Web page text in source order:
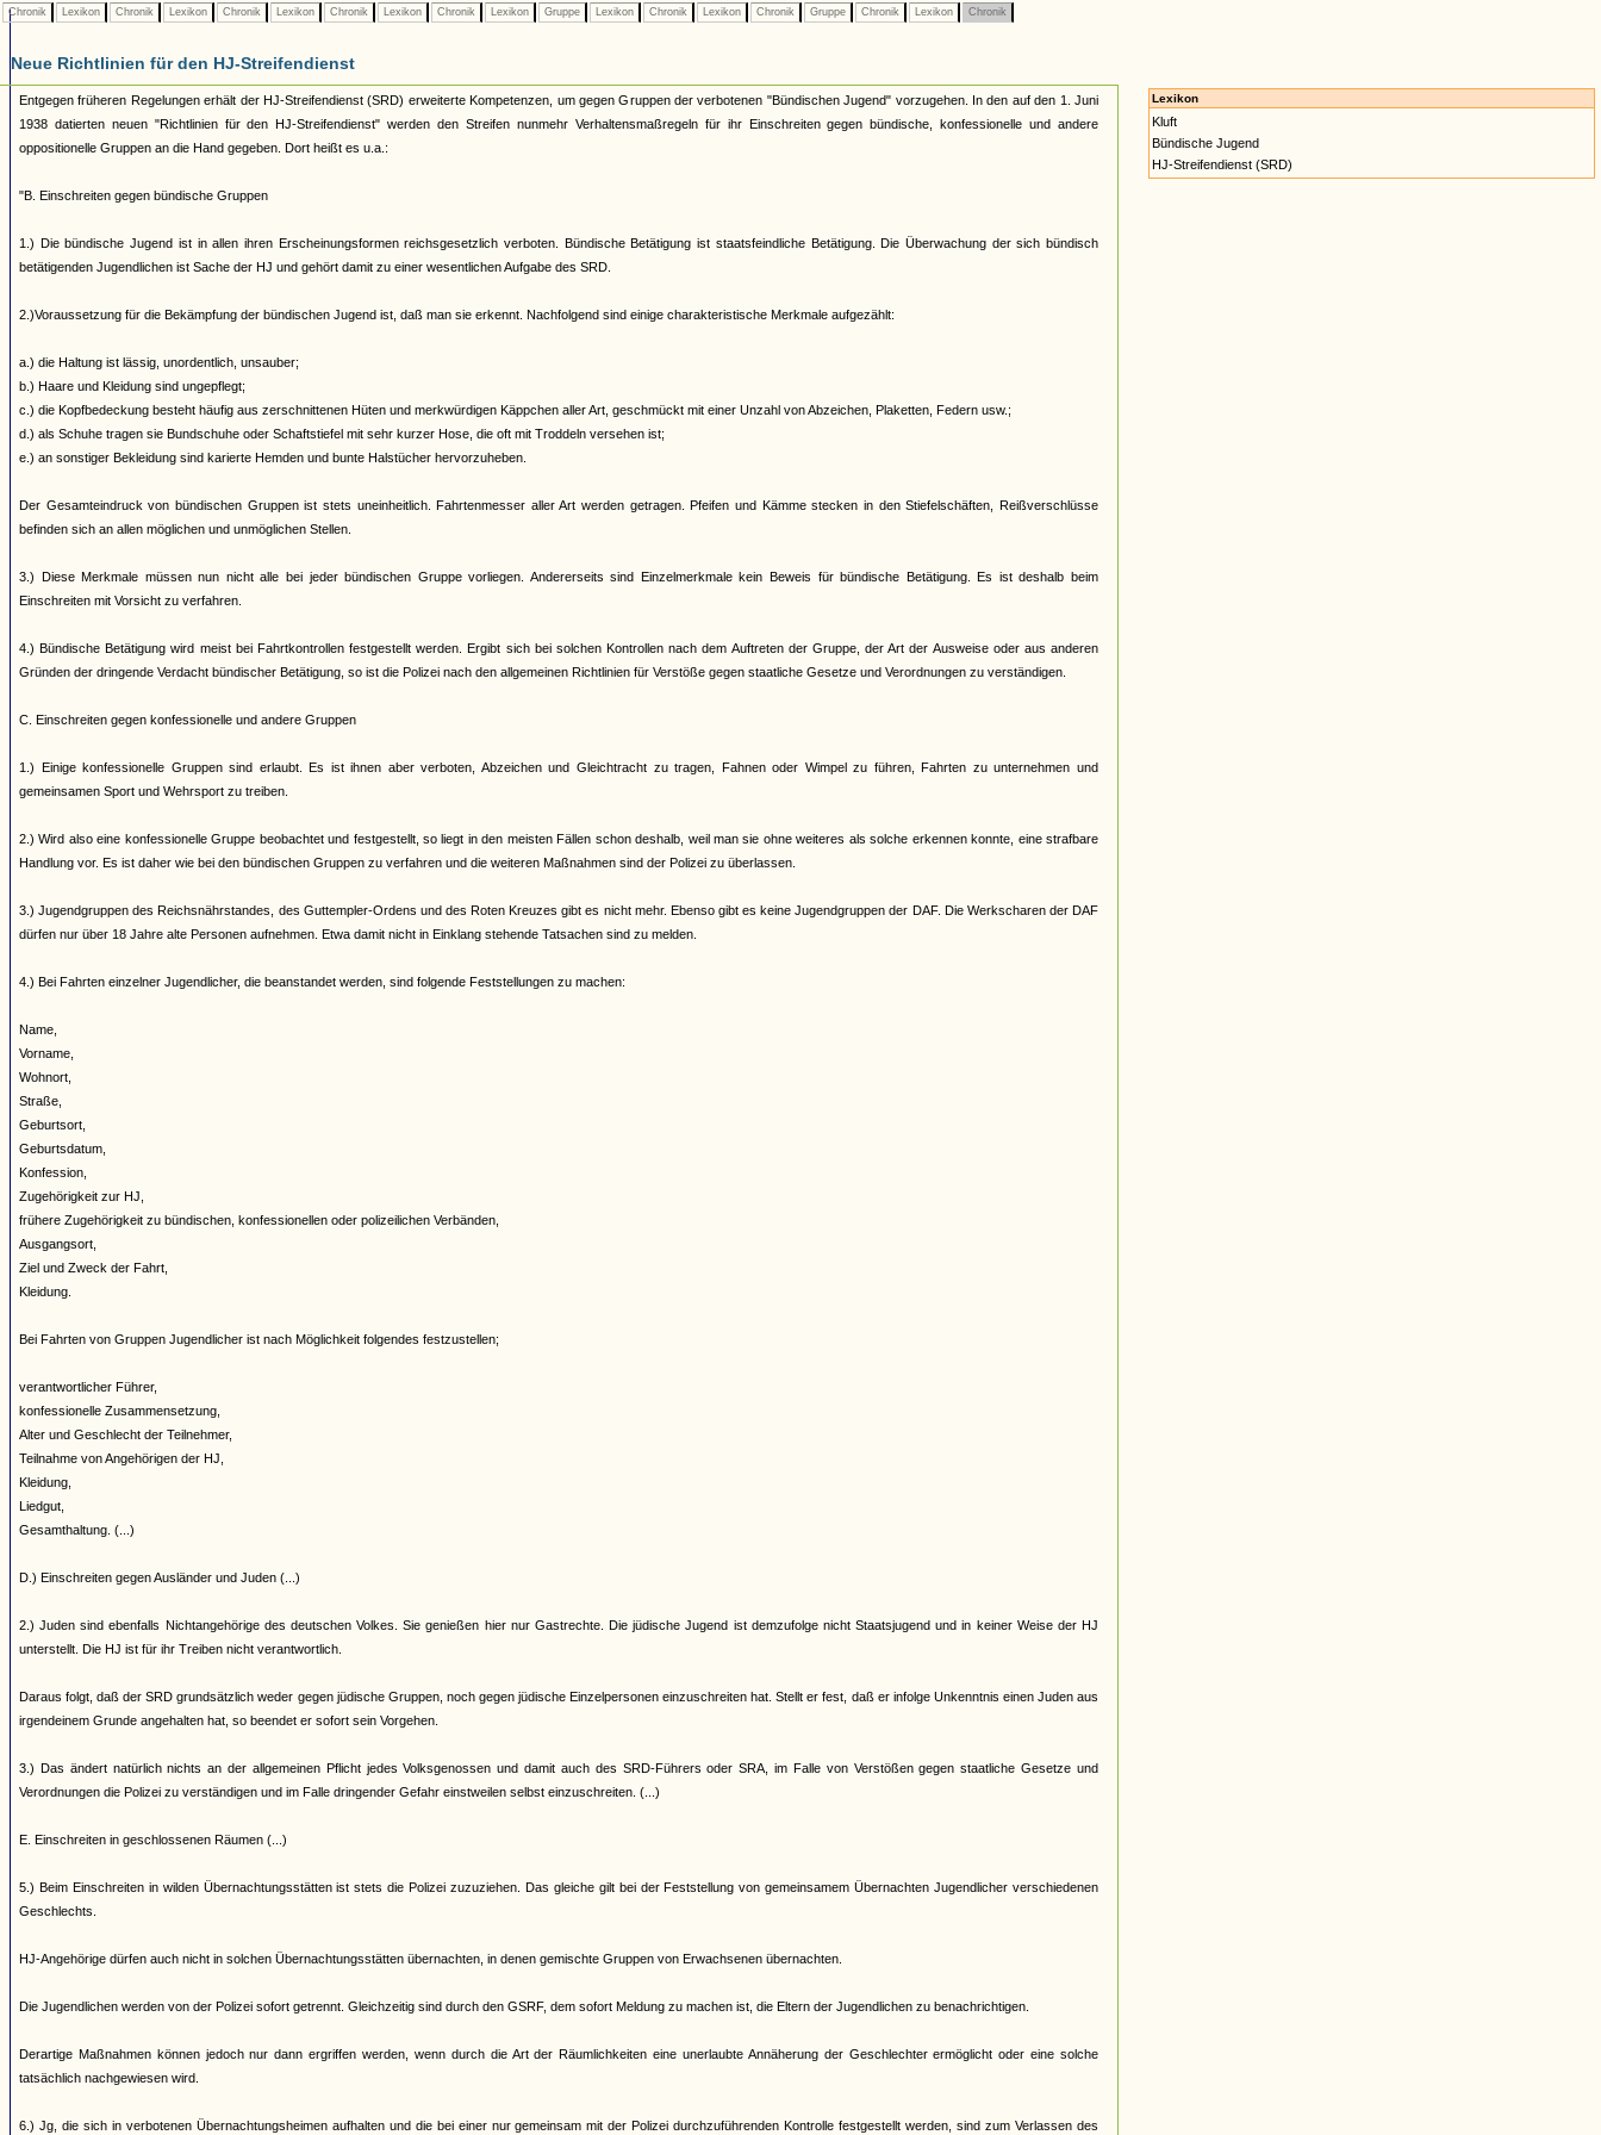
Chronik Lexikon Chronik Lexikon Chronik Lexikon Chronik Lexikon Chronik Lexikon Gruppe Lexikon Chronik Lexikon Chronik Gruppe Chronik Lexikon Chronik
Neue Richtlinien für den HJ-Streifendienst
Entgegen früheren Regelungen erhält der HJ-Streifendienst (SRD) erweiterte Kompetenzen, um gegen Gruppen der verbotenen "Bündischen Jugend" vorzugehen. In den auf den 1. Juni
1938 datierten neuen "Richtlinien für den HJ-Streifendienst" werden den Streifen nunmehr Verhaltensmaßregeln für ihr Einschreiten gegen bündische, konfessionelle und andere
oppositionelle Gruppen an die Hand gegeben. Dort heißt es u.a.:
"B. Einschreiten gegen bündische Gruppen
1.) Die bündische Jugend ist in allen ihren Erscheinungsformen reichsgesetzlich verboten. Bündische Betätigung ist staatsfeindliche Betätigung. Die Überwachung der sich bündisch
betätigenden Jugendlichen ist Sache der HJ und gehört damit zu einer wesentlichen Aufgabe des SRD.
2.)Voraussetzung für die Bekämpfung der bündischen Jugend ist, daß man sie erkennt. Nachfolgend sind einige charakteristische Merkmale aufgezählt:
a.) die Haltung ist lässig, unordentlich, unsauber;
b.) Haare und Kleidung sind ungepflegt;
c.) die Kopfbedeckung besteht häufig aus zerschnittenen Hüten und merkwürdigen Käppchen aller Art, geschmückt mit einer Unzahl von Abzeichen, Plaketten, Federn usw.;
d.) als Schuhe tragen sie Bundschuhe oder Schaftstiefel mit sehr kurzer Hose, die oft mit Troddeln versehen ist;
e.) an sonstiger Bekleidung sind karierte Hemden und bunte Halstücher hervorzuheben.
Der Gesamteindruck von bündischen Gruppen ist stets uneinheitlich. Fahrtenmesser aller Art werden getragen. Pfeifen und Kämme stecken in den Stiefelschäften, Reißverschlüsse
befinden sich an allen möglichen und unmöglichen Stellen.
3.) Diese Merkmale müssen nun nicht alle bei jeder bündischen Gruppe vorliegen. Andererseits sind Einzelmerkmale kein Beweis für bündische Betätigung. Es ist deshalb beim
Einschreiten mit Vorsicht zu verfahren.
4.) Bündische Betätigung wird meist bei Fahrtkontrollen festgestellt werden. Ergibt sich bei solchen Kontrollen nach dem Auftreten der Gruppe, der Art der Ausweise oder aus anderen
Gründen der dringende Verdacht bündischer Betätigung, so ist die Polizei nach den allgemeinen Richtlinien für Verstöße gegen staatliche Gesetze und Verordnungen zu verständigen.
C. Einschreiten gegen konfessionelle und andere Gruppen
1.) Einige konfessionelle Gruppen sind erlaubt. Es ist ihnen aber verboten, Abzeichen und Gleichtracht zu tragen, Fahnen oder Wimpel zu führen, Fahrten zu unternehmen und
gemeinsamen Sport und Wehrsport zu treiben.
2.) Wird also eine konfessionelle Gruppe beobachtet und festgestellt, so liegt in den meisten Fällen schon deshalb, weil man sie ohne weiteres als solche erkennen konnte, eine strafbare
Handlung vor. Es ist daher wie bei den bündischen Gruppen zu verfahren und die weiteren Maßnahmen sind der Polizei zu überlassen.
3.) Jugendgruppen des Reichsnährstandes, des Guttempler-Ordens und des Roten Kreuzes gibt es nicht mehr. Ebenso gibt es keine Jugendgruppen der DAF. Die Werkscharen der DAF
dürfen nur über 18 Jahre alte Personen aufnehmen. Etwa damit nicht in Einklang stehende Tatsachen sind zu melden.
4.) Bei Fahrten einzelner Jugendlicher, die beanstandet werden, sind folgende Feststellungen zu machen:
Name,
Vorname,
Wohnort,
Straße,
Geburtsort,
Geburtsdatum,
Konfession,
Zugehörigkeit zur HJ,
frühere Zugehörigkeit zu bündischen, konfessionellen oder polizeilichen Verbänden,
Ausgangsort,
Ziel und Zweck der Fahrt,
Kleidung.
Bei Fahrten von Gruppen Jugendlicher ist nach Möglichkeit folgendes festzustellen;
verantwortlicher Führer,
konfessionelle Zusammensetzung,
Alter und Geschlecht der Teilnehmer,
Teilnahme von Angehörigen der HJ,
Kleidung,
Liedgut,
Gesamthaltung. (...)
D.) Einschreiten gegen Ausländer und Juden (...)
2.) Juden sind ebenfalls Nichtangehörige des deutschen Volkes. Sie genießen hier nur Gastrechte. Die jüdische Jugend ist demzufolge nicht Staatsjugend und in keiner Weise der HJ
unterstellt. Die HJ ist für ihr Treiben nicht verantwortlich.
Daraus folgt, daß der SRD grundsätzlich weder gegen jüdische Gruppen, noch gegen jüdische Einzelpersonen einzuschreiten hat. Stellt er fest, daß er infolge Unkenntnis einen Juden aus
irgendeinem Grunde angehalten hat, so beendet er sofort sein Vorgehen.
3.) Das ändert natürlich nichts an der allgemeinen Pflicht jedes Volksgenossen und damit auch des SRD-Führers oder SRA, im Falle von Verstößen gegen staatliche Gesetze und
Verordnungen die Polizei zu verständigen und im Falle dringender Gefahr einstweilen selbst einzuschreiten. (...)
E. Einschreiten in geschlossenen Räumen (...)
5.) Beim Einschreiten in wilden Übernachtungsstätten ist stets die Polizei zuzuziehen. Das gleiche gilt bei der Feststellung von gemeinsamem Übernachten Jugendlicher verschiedenen
Geschlechts.
HJ-Angehörige dürfen auch nicht in solchen Übernachtungsstätten übernachten, in denen gemischte Gruppen von Erwachsenen übernachten.
Die Jugendlichen werden von der Polizei sofort getrennt. Gleichzeitig sind durch den GSRF, dem sofort Meldung zu machen ist, die Eltern der Jugendlichen zu benachrichtigen.
Derartige Maßnahmen können jedoch nur dann ergriffen werden, wenn durch die Art der Räumlichkeiten eine unerlaubte Annäherung der Geschlechter ermöglicht oder eine solche
tatsächlich nachgewiesen wird.
6.) Jg, die sich in verbotenen Übernachtungsheimen aufhalten und die bei einer nur gemeinsam mit der Polizei durchzuführenden Kontrolle festgestellt werden, sind zum Verlassen des
Lexikon
Kluft
Bündische Jugend
HJ-Streifendienst (SRD)